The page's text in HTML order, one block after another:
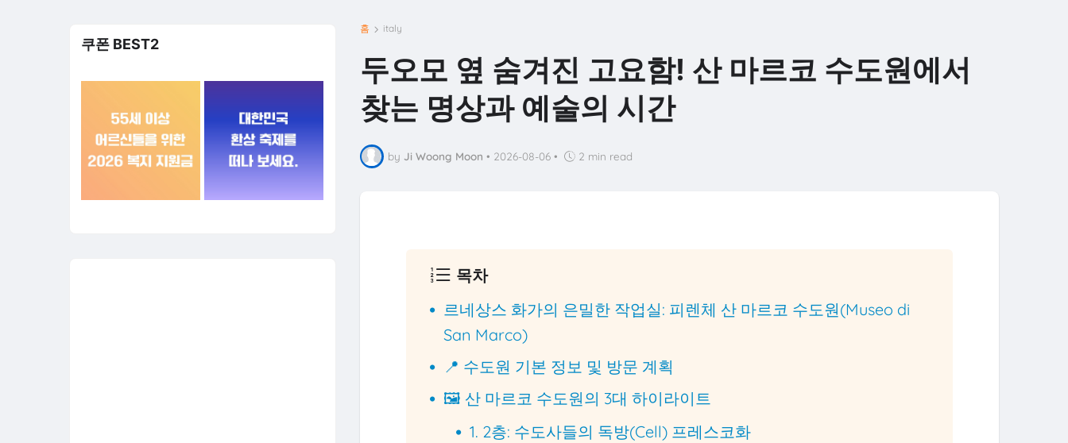
홈 italy
두오모 옆 숨겨진 고요함! 산 마르코 수도원에서
찾는 명상과 예술의 시간
by Ji Woong Moon • 2026-08-06 • 2 min read
목차
르네상스 화가의 은밀한 작업실: 피렌체 산 마르코 수도원(Museo di
San Marco)
📍 수도원 기본 정보 및 방문 계획
🖼️ 산 마르코 수도원의 3대 하이라이트
1. 2층: 수도사들의 독방(Cell) 프레스코화
쿠폰 BEST2